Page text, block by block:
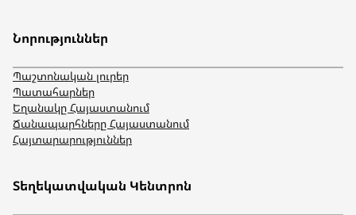
Նորություններ
Պաշտոնական լուրեր
Պատահարներ
Եղանակը Հայաստանում
Ճանապարհները Հայաստանում
Հայտարարություններ
Տեղեկատվական Կենտրոն